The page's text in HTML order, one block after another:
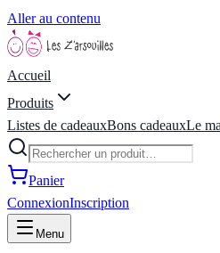
Aller au contenu
Accueil
Produits
Listes de cadeauxBons cadeauxLe
Panier
ConnexionInscription
Menu